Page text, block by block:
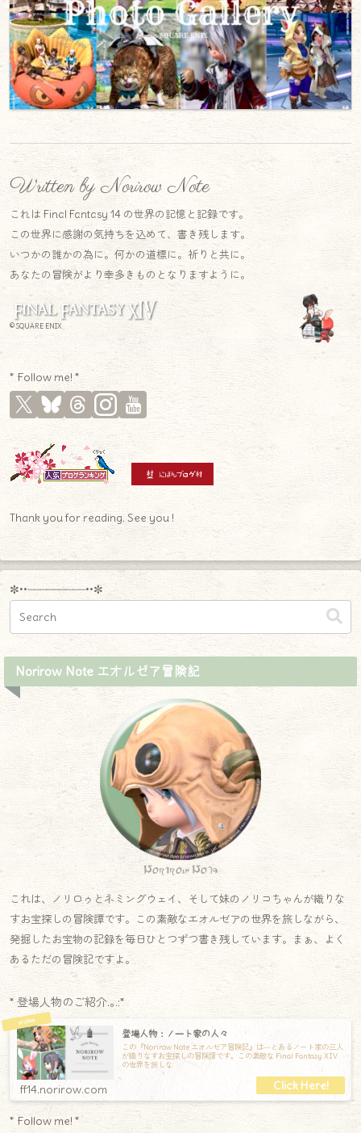
Written by Norirow Note
これは Final Fantasy 14 の世界の記憶と記録です。
この世界に感謝の気持ちを込めて、書き残します。
いつかの誰かの為に。何かの道標に。祈りと共に。
あなたの冒険がより幸多きものとなりますように。
© SQUARE ENIX
* Follow me! *
Thank you for reading. See you !
✼••┈┈┈┈┈┈┈┈┈••✼
Norirow Note エオルゼア冒険記
Norirow Note
これは、ノリロゥとネミングウェイ、そして妹のノリコちゃんが織りな
すお宝探しの冒険譚です。この素敵なエオルゼアの世界を旅しながら、
発掘したお宝物の記録を毎日ひとつずつ書き残しています。まぁ、よく
あるただの冒険記ですよ。
* 登場人物のご紹介.｡.:*
登場人物：ノート家の人々
この『Norirow Note エオルゼア冒険記』は―とあるノート家の三人
が織りなすお宝探しの冒険譚です。この素敵な Final Fantasy XIV
の世界を旅しな
ff14.norirow.com
* Follow me! *